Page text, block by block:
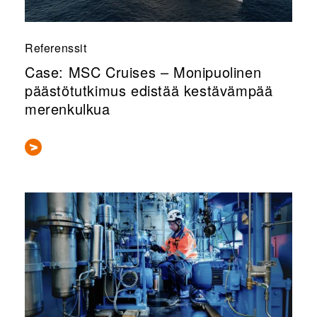
Referenssit
Case: MSC Cruises – Monipuolinen
päästötutkimus edistää kestävämpää
merenkulkua